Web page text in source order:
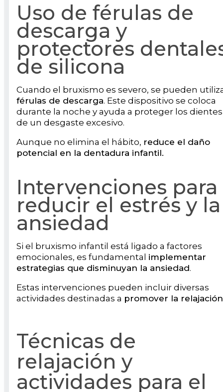
Uso de férulas de
descarga y
protectores
de silicona
Cuando el bruxismo es severo, se pueden
férulas de descarga. Este dispositivo se coloca
durante la noche y ayuda a proteger los dientes
de un desgaste excesivo.
Aunque no elimina el hábito, reduce el daño
potencial en la dentadura infantil.
Intervenciones para
reducir el estrés y la
ansiedad
Si el bruxismo infantil está ligado a factores
emocionales, es fundamental implementar
estrategias que disminuyan la ansiedad.
Estas intervenciones pueden incluir diversas
actividades destinadas a promover la
Técnicas de
relajación y
actividades para el